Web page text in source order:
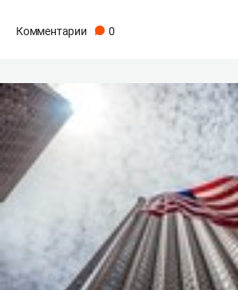
Комментарии 0